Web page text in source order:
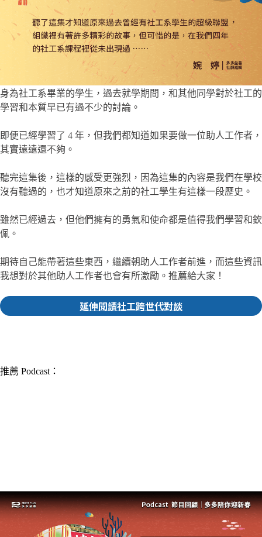
身為社工系畢業的學生，過去就學期間，和其他同學對於社工的
學習和本質早已有過不少的討論。
即便已經學習了 4 年，但我們都知道如果要做一位助人工作者，
其實遠遠還不夠。
聽完這集後，這樣的感受更強烈，因為這集的內容是我們在學校
沒有聽過的，也才知道原來之前的社工學生有這樣一段歷史。
雖然已經過去，但他們擁有的勇氣和使命都是值得我們學習和欽
佩。
期待自己能帶著這些東西，繼續朝助人工作者前進，而這些資訊
我想對於其他助人工作者也會有所激勵。推薦給大家！
延伸閱讀社工跨世代對談
推薦 Podcast：